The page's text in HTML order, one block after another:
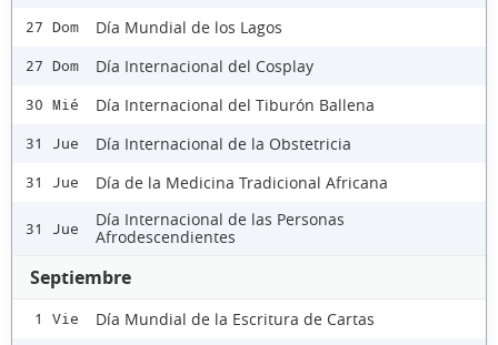
27 Dom Día Mundial de los Lagos
27 Dom Día Internacional del Cosplay
30 Mié Día Internacional del Tiburón Ballena
31 Jue Día Internacional de la Obstetricia
31 Jue Día de la Medicina Tradicional Africana
31 Jue
Día Internacional de las Personas
Afrodescendientes
Septiembre
1 Vie Día Mundial de la Escritura de Cartas